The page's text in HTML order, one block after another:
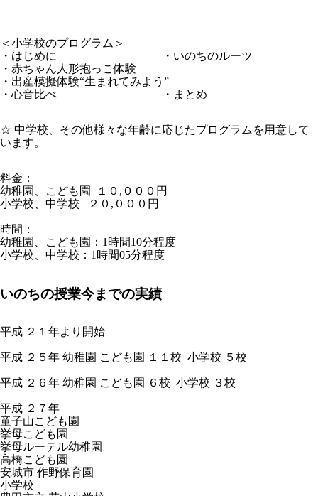
＜小学校のプログラム＞
・はじめに ・いのちのルーツ
・赤ちゃん人形抱っこ体験
・出産模擬体験“生まれてみよう”
・心音比べ ・まとめ
☆ 中学校、その他様々な年齢に応じたプログラムを用意して
います。
料金：
幼稚園、こども園 １０,０００円
小学校、中学校 ２０,０００円
時間：
幼稚園、こども園：1時間10分程度
小学校、中学校：1時間05分程度
いのちの授業今までの実績
平成 ２１年より開始
平成 ２５年 幼稚園 こども園 １１校 小学校 ５校
平成 ２６年 幼稚園 こども園 ６校 小学校 ３校
平成 ２７年
童子山こども園
挙母こども園
挙母ルーテル幼稚園
高橋こども園
安城市 作野保育園
小学校